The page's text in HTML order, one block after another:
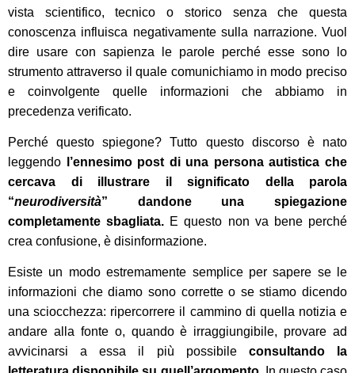
vista scientifico,tecnico o storicosenza che questa
conoscenza influisca negativamente sulla narrazione. Vuol
dire usare con sapienza le parole perché esse sono l o
strumento attraverso il quale comunichiamo in modo preciso
e coinvolgente quelle informazioni che abbiamo in
precedenza verificato.
Perché questo spiegone? Tutto questo discorso è nato
leggendo l’ennesimo post di una persona autistica che
cercava di illustrare il significato della parola
“neurodiversità” dandone una spiegazione
completamente sbagliata. E questo non va bene perché
crea confusione, è disinformazione.
Esiste un modoestremamente semplice per sapere se le
informazioni che diamo sono corretteo se stiamo dicendo
una sciocchezza: ripercorrere il cammino di quell anotiziae
andare alla fonte o, quandoè irraggiungibile, provare ad
avvicinarsi a essa il più possibile consultando la